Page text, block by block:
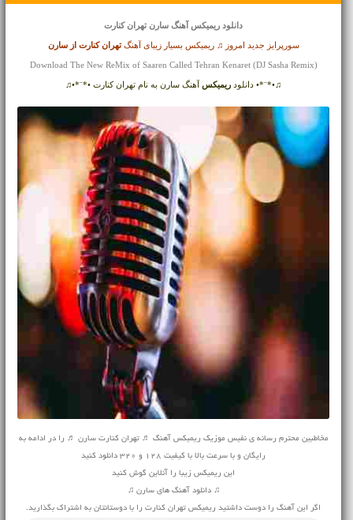
دانلود ریمیکس آهنگسارن تهران کنارت
سورپرایز جدید امروز ♫ ریمیکس بسیار زیبای آهنگتهران کنارت ازسارن
Download The New ReMix of Saaren Called Tehran Kenaret (DJ Sasha Remix)
♫•*¨*• دانلود ریمیکس آهنگ سارن به نام تهران کنارت •*¨*•♫
مخاطبین محترم رسانه ی نفیس موزیک ریمیکس آهنگ ♬ تهران کنارت سارن ♬ را در ادامه به
رایگان و با سرعت بالا با کیفیت 128 و 320 دانلود کنید
این ریمیکس زیبا را آنلاین گوش کنید
♫ دانلود آهنگ های سارن ♫
اگر این آهنگ را دوست داشتید ریمیکس تهران کنارت را با دوستانتان به اشتراک بگذارید.